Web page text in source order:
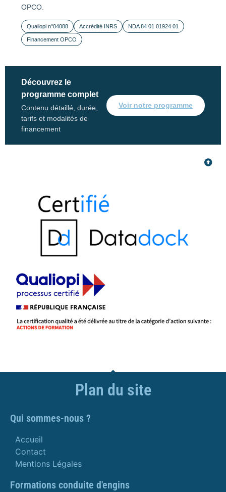
OPCO.
Qualiopi n°04088 Accrédité INRS NDA 84 01 01924 01
Financement OPCO
Découvrez le
programme complet
Contenu détaillé, durée,
tarifs et modalités de
financement
Voir notre programme
Plan du site
Qui sommes-nous ?
Accueil
Contact
Mentions Légales
Formations conduite d'engins